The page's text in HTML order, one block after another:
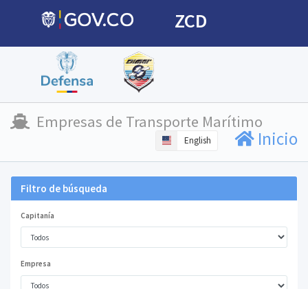
ZCD
Empresas de Transporte Marítimo
English Inicio
Filtro de búsqueda
Capitanía
Empresa